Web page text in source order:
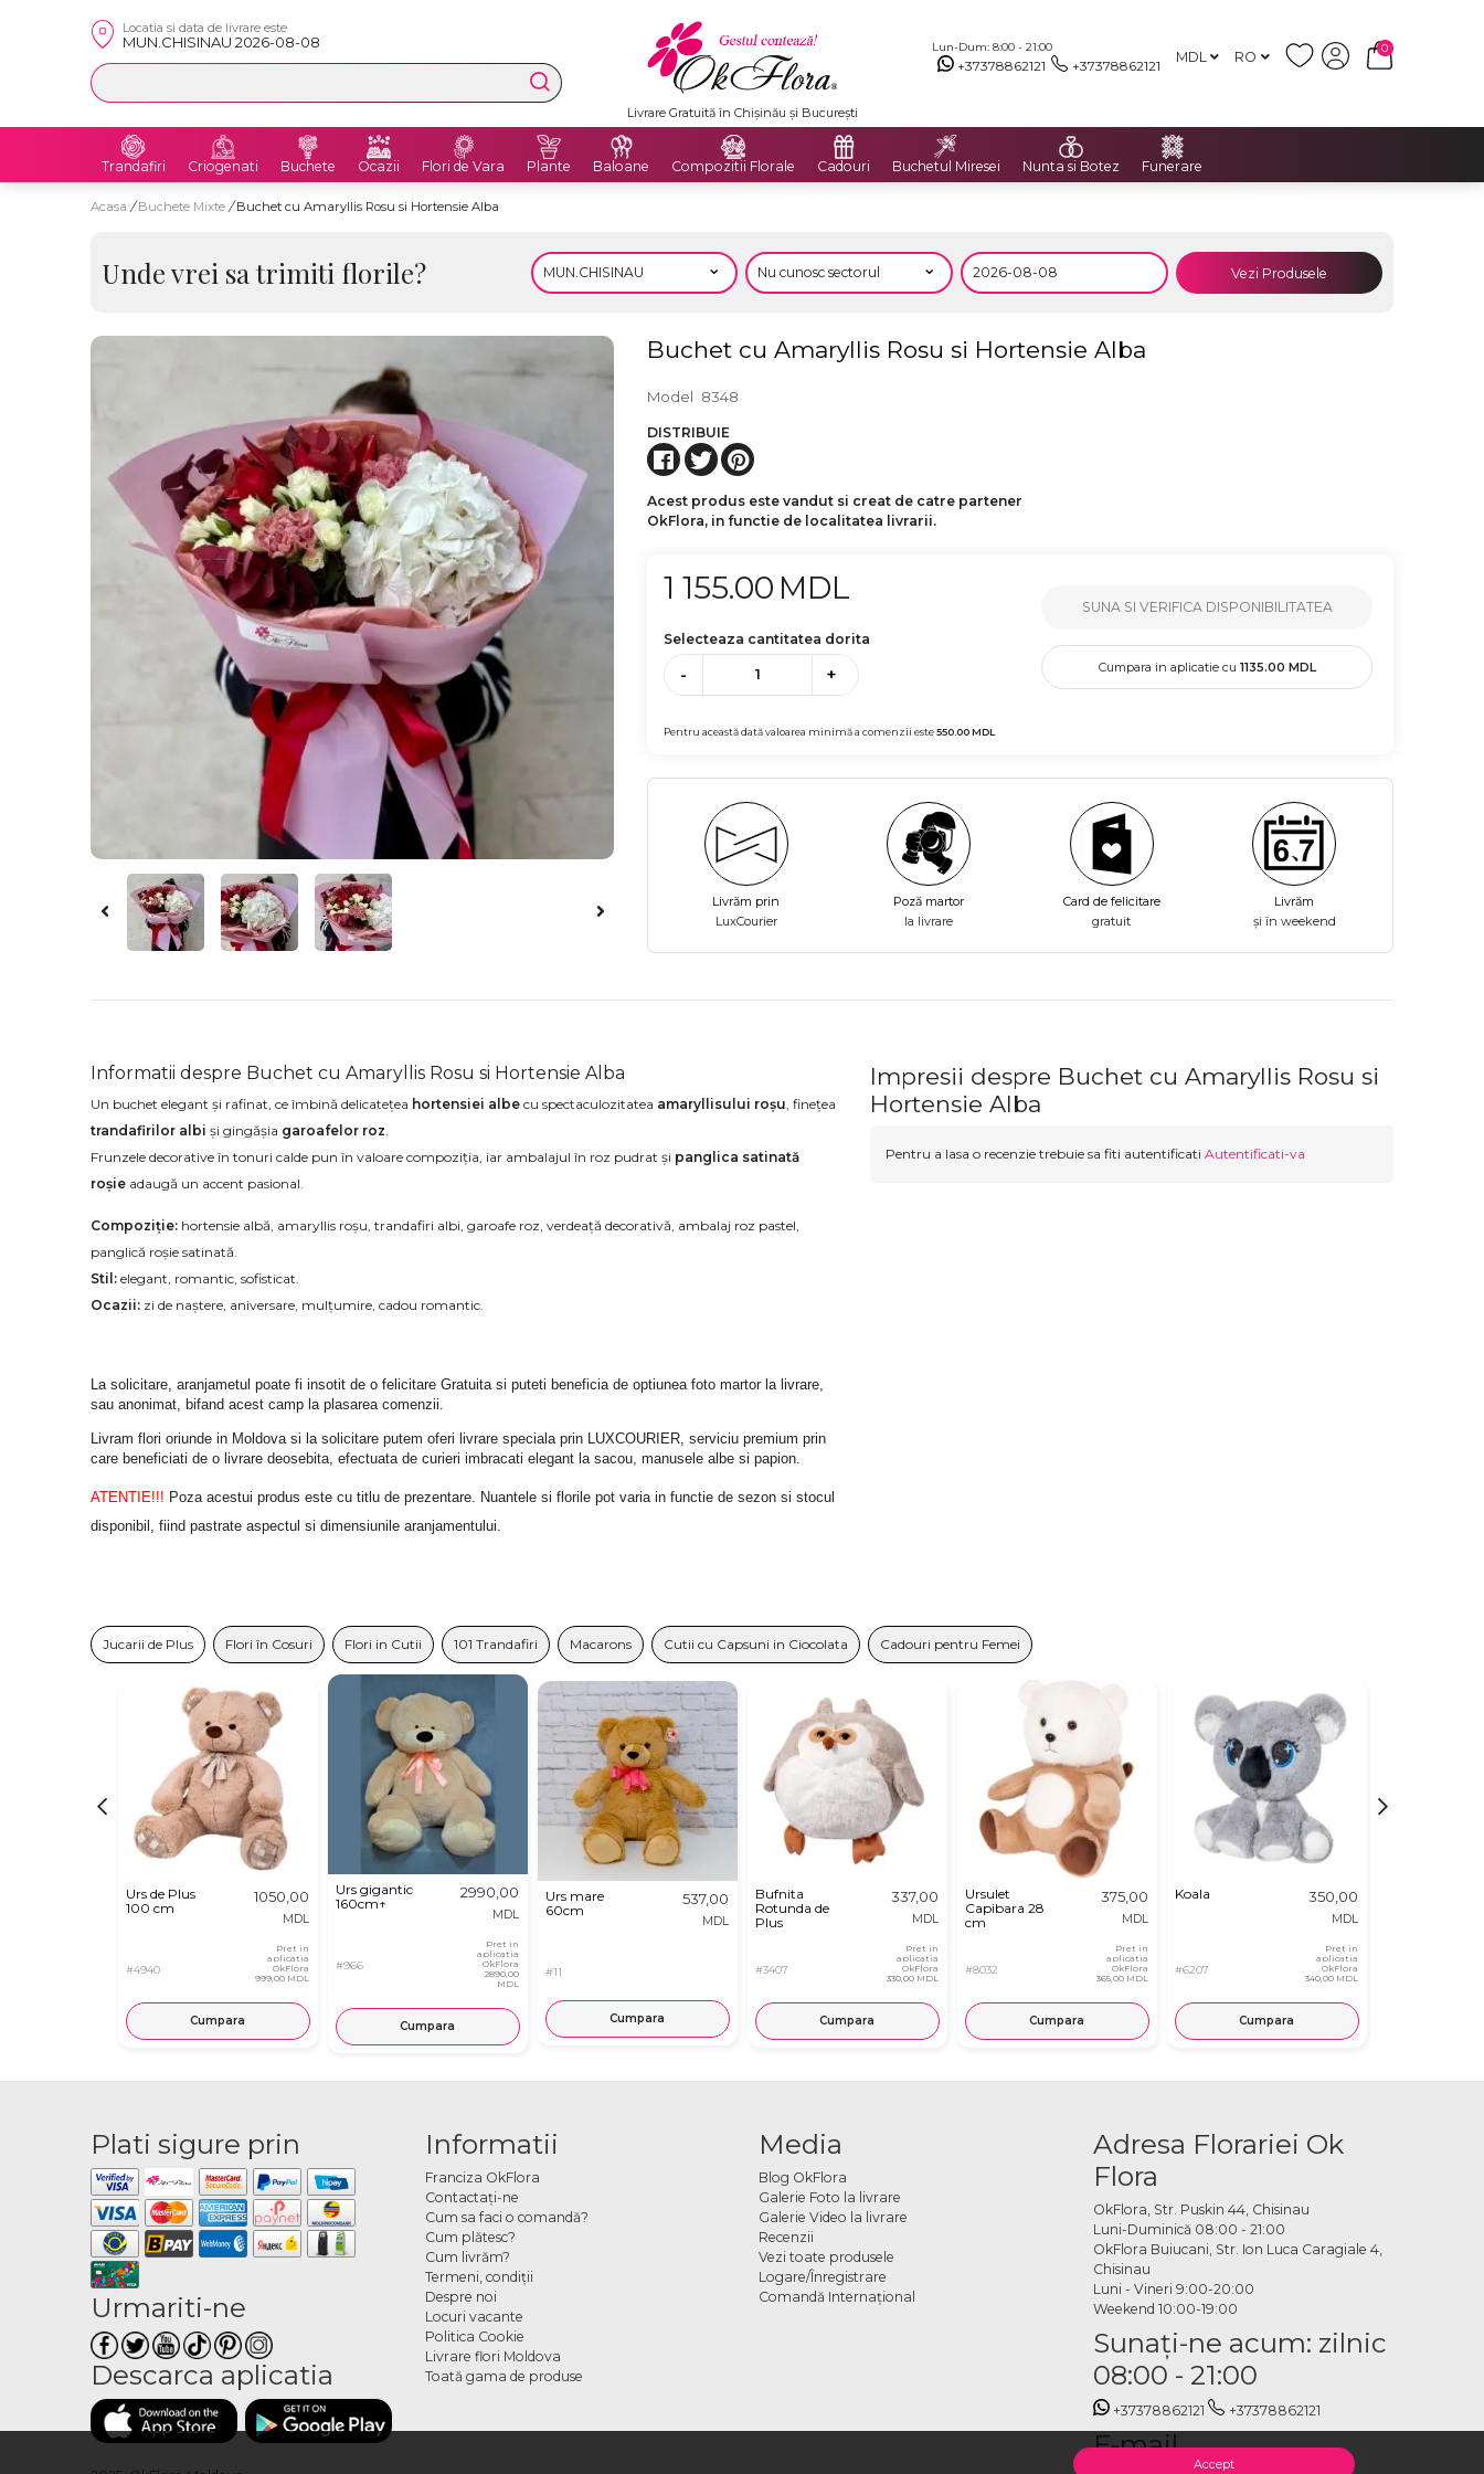
Accept
Locatia si data de livrare este
MUN.CHISINAU 2026-08-08 Lun-Dum: 8:00 - 21:00
+37378862121 +37378862121 MDL RO
0
Livrare Gratuită în Chișinău și București
Trandafiri Criogenati Buchete Ocazii Flori de Vara Plante Baloane Compozitii Florale Cadouri Buchetul Miresei Nunta si Botez Funerare
Acasa / Buchete Mixte / Buchet cu Amaryllis Rosu si Hortensie Alba
Unde vrei sa trimiti florile? Vezi Produsele
Buchet cu Amaryllis Rosu si Hortensie Alba
Model 8348
DISTRIBUIE
Acest produs este vandut si creat de catre partener
OkFlora, in functie de localitatea livrarii.
1 155.00 MDL
Selecteaza cantitatea dorita
- +
Pentru această dată valoarea minimă a comenzii este550.00MDL
SUNA SI VERIFICA DISPONIBILITATEA
Cumpara in aplicatie cu 1135.00 MDL
Livrăm prin
LuxCourier
Poză martor
la livrare
Card de felicitare
gratuit
Livrăm
și în weekend
Informatii despre Buchet cu Amaryllis Rosu si Hortensie Alba
Un buchet elegant și rafinat, ce îmbină delicatețea hortensiei albe cu spectaculozitatea amaryllisului roșu , finețea
trandafirilor albi și gingășia garoafelor roz
Frunzele decorative în tonuri calde pun în valoare compoziția, iar ambalajul în roz pudrat și panglica satinată
roșie adaugă un accent pasional.
Compoziție: hortensie albă, amaryllis roșu, trandafiri albi, garoafe roz, verdeață decorativă, ambalaj roz pastel,
panglică roșie satinată.
Stil: elegant, romantic, sofisticat.
Ocazii: zi de naștere, aniversare, mulțumire, cadou romantic.
La solicitare, aranjametul poate fi insotit de o felicitare Gratuita si puteti beneficia de optiunea foto martor la livrare,
sau anonimat, bifand acest camp la plasarea comenzii.
Livram flori oriunde in Moldova si la solicitare putem oferi livrare speciala prin LUXCOURIER, serviciu premium prin
care beneficiati de o livrare deosebita, efectuata de curieri imbracati elegant la sacou, manusele albe si papion.
ATENTIE!!! Poza acestui produs este cu titlu de prezentare. Nuantele si florile pot varia in functie de sezon si stocul
disponibil, fiind pastrate aspectul si dimensiunile aranjamentului.
Impresii despre Buchet cu Amaryllis Rosu si
Hortensie Alba
Pentru a lasa o recenzie trebuie sa fiti autentificati Autentificati-va
Jucarii de Plus Flori în Cosuri Flori in Cutii 101 Trandafiri Macarons Cutii cu Capsuni in Ciocolata Cadouri pentru Femei
Urs de Plus
100 cm
#4940
1050,00
MDL
Pret in
aplicatia
OkFlora
999,00 MDL
Cumpara
Urs gigantic
160cm↑
#966
2990,00
MDL
Pret in
aplicatia
OkFlora
2890,00
MDL
Cumpara
Urs mare
60cm
#11
537,00
MDL
Cumpara
Bufnita
Rotunda de
Plus
#3407
337,00
MDL
Pret in
aplicatia
OkFlora
330,00 MDL
Cumpara
Ursulet
Capibara 28
cm
#8032
375,00
MDL
Pret in
aplicatia
OkFlora
365,00 MDL
Cumpara
Koala
#6207
350,00
MDL
Pret in
aplicatia
OkFlora
340,00 MDL
Cumpara
Plati sigure prin
Urmariti-ne
Descarca aplicatia
Informatii
Franciza OkFlora
Contactaţi-ne
Cum sa faci o comandă?
Cum plătesc?
Cum livrăm?
Termeni, condiţii
Despre noi
Locuri vacante
Politica Cookie
Livrare flori Moldova
Toată gama de produse
Media
Blog OkFlora
Galerie Foto la livrare
Galerie Video la livrare
Recenzii
Vezi toate produsele
Logare/Înregistrare
Comandă Internațional
Adresa Florariei Ok
Flora
OkFlora, Str. Puskin 44, Chisinau
Luni-Duminică 08:00 - 21:00
OkFlora Buiucani, Str. Ion Luca Caragiale 4,
Chisinau
Luni - Vineri 9:00-20:00
Weekend 10:00-19:00
Sunaţi-ne acum: zilnic
08:00 - 21:00
+37378862121 +37378862121
E-mail